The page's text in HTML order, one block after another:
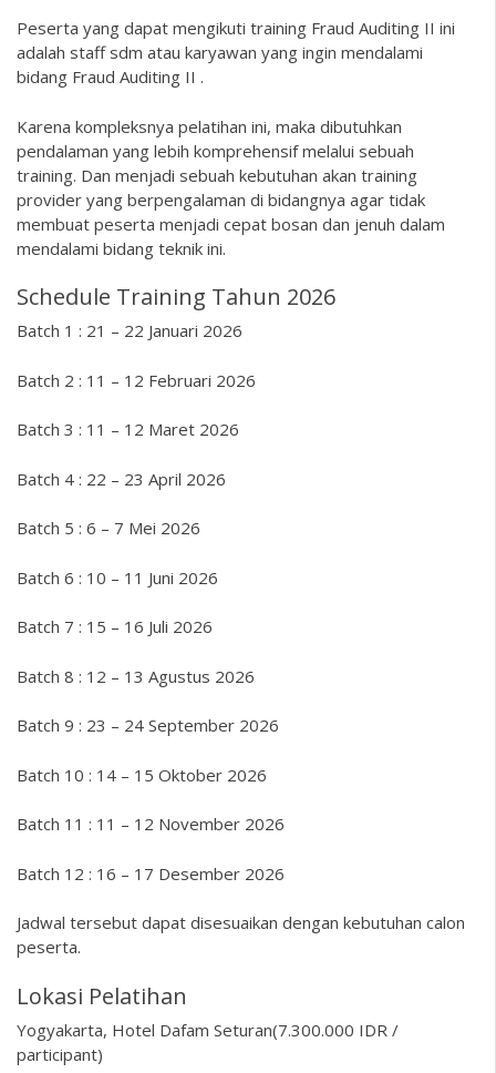
Peserta yang dapat mengikuti training Fraud Auditing II ini
adalah staff sdm atau karyawan yang ingin mendalami
bidang Fraud Auditing II .
Karena kompleksnya pelatihan ini, maka dibutuhkan
pendalaman yang lebih komprehensif melalui sebuah
training. Dan menjadi sebuah kebutuhan akan training
provider yang berpengalaman di bidangnya agar tidak
membuat peserta menjadi cepat bosan dan jenuh dalam
mendalami bidang teknik ini.
Schedule Training Tahun 2026
Batch 1 : 21 – 22 Januari 2026
Batch 2 : 11 – 12 Februari 2026
Batch 3 : 11 – 12 Maret 2026
Batch 4 : 22 – 23 April 2026
Batch 5 : 6 – 7 Mei 2026
Batch 6 : 10 – 11 Juni 2026
Batch 7 : 15 – 16 Juli 2026
Batch 8 : 12 – 13 Agustus 2026
Batch 9 : 23 – 24 September 2026
Batch 10 : 14 – 15 Oktober 2026
Batch 11 : 11 – 12 November 2026
Batch 12 : 16 – 17 Desember 2026
Jadwal tersebut dapat disesuaikan dengan kebutuhan calon
peserta.
Lokasi Pelatihan
Yogyakarta, Hotel Dafam Seturan(7.300.000 IDR /
participant)